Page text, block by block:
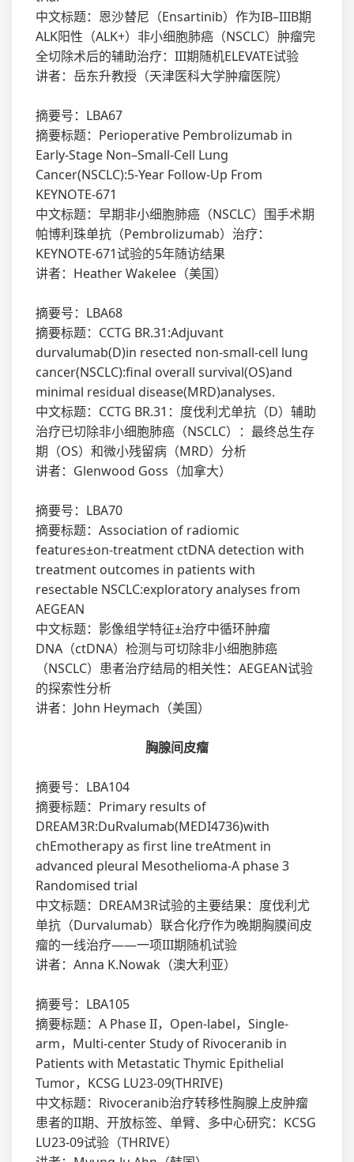
中文标题：恩沙替尼（Ensartinib）作为IB–IIIB期
ALK阳性（ALK+）非小细胞肺癌（NSCLC）肿瘤完
全切除术后的辅助治疗：III期随机ELEVATE试验
讲者：岳东升教授（天津医科大学肿瘤医院）
摘要号：LBA67
摘要标题：Perioperative Pembrolizumab in
Early-Stage Non–Small-Cell Lung
Cancer(NSCLC):5-Year Follow-Up From
KEYNOTE-671
中文标题：早期非小细胞肺癌（NSCLC）围手术期
帕博利珠单抗（Pembrolizumab）治疗：
KEYNOTE-671试验的5年随访结果
讲者：Heather Wakelee（美国）
摘要号：LBA68
摘要标题：CCTG BR.31:Adjuvant
durvalumab(D)in resected non-small-cell lung
cancer(NSCLC):final overall survival(OS)and
minimal residual disease(MRD)analyses.
中文标题：CCTG BR.31：度伐利尤单抗（D）辅助
治疗已切除非小细胞肺癌（NSCLC）：最终总生存
期（OS）和微小残留病（MRD）分析
讲者：Glenwood Goss（加拿大）
摘要号：LBA70
摘要标题：Association of radiomic
features±on-treatment ctDNA detection with
treatment outcomes in patients with
resectable NSCLC:exploratory analyses from
AEGEAN
中文标题：影像组学特征±治疗中循环肿瘤
DNA（ctDNA）检测与可切除非小细胞肺癌
（NSCLC）患者治疗结局的相关性：AEGEAN试验
的探索性分析
讲者：John Heymach（美国）
胸腺间皮瘤
摘要号：LBA104
摘要标题：Primary results of
DREAM3R:DuRvalumab(MEDI4736)with
chEmotherapy as first line treAtment in
advanced pleural Mesothelioma-A phase 3
Randomised trial
中文标题：DREAM3R试验的主要结果：度伐利尤
单抗（Durvalumab）联合化疗作为晚期胸膜间皮
瘤的一线治疗——一项III期随机试验
讲者：Anna K.Nowak（澳大利亚）
摘要号：LBA105
摘要标题：A Phase II，Open-label，Single-
arm，Multi-center Study of Rivoceranib in
Patients with Metastatic Thymic Epithelial
Tumor，KCSG LU23-09(THRIVE)
中文标题：Rivoceranib治疗转移性胸腺上皮肿瘤
患者的II期、开放标签、单臂、多中心研究：KCSG
LU23-09试验（THRIVE）